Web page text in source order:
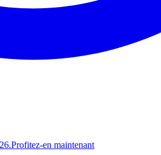
Profitez-en maintenant